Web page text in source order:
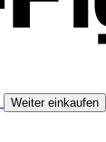
Weiter einkaufen